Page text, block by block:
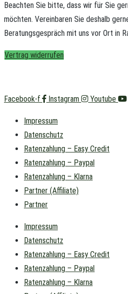
Beachten Sie bitte, dass wir für Sie
möchten. Vereinbaren Sie deshalb
Beratungsgespräch mit uns vor Ort in
Vertrag widerrufen
Facebook-f Instagram Youtube
Impressum
Datenschutz
Ratenzahlung – Easy Credit
Ratenzahlung – Paypal
Ratenzahlung – Klarna
Partner (Affiliate)
Partner
Impressum
Datenschutz
Ratenzahlung – Easy Credit
Ratenzahlung – Paypal
Ratenzahlung – Klarna